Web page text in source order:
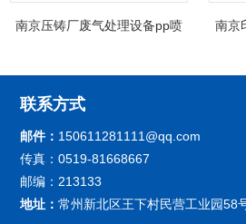
南京压铸厂废气处理设备pp喷
南京
联系方式
邮件： 150611281111@qq.com
传真：0519-81668667
邮编：213133
地址：常州新北区王下村民营工业园58